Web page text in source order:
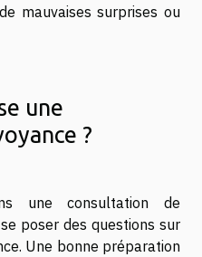
mauvaises surprises ou
une
?
une consultation de
poser des questions sur
Une bonne préparation